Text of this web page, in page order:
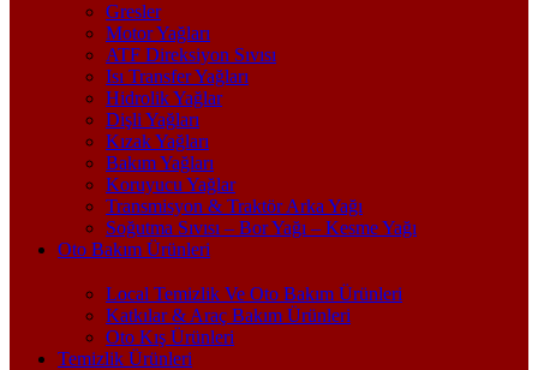
Gresler
Motor Yağları
ATF Direksiyon Sıvısı
Isı Transfer Yağları
Hidrolik Yağlar
Dişli Yağları
Kızak Yağları
Bakım Yağları
Koruyucu Yağlar
Transmisyon & Traktör Arka Yağı
Soğutma Sıvısı – Bor Yağı – Kesme Yağı
Oto Bakım Ürünleri
Local Temizlik Ve Oto Bakım Ürünleri
Katkılar & Araç Bakım Ürünleri
Oto Kış Ürünleri
Temizlik Ürünleri